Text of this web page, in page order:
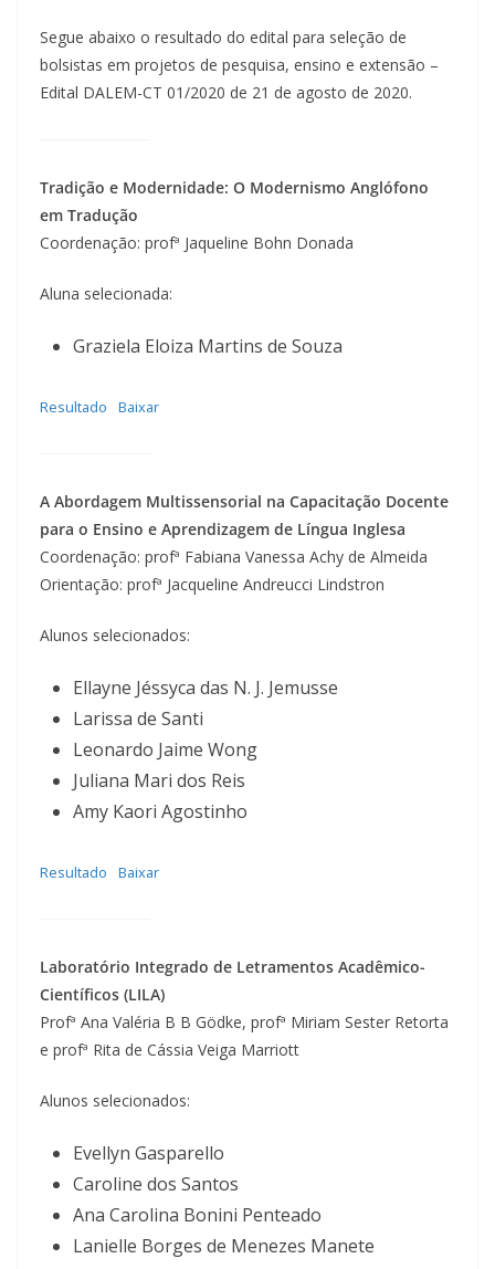
Segue abaixo o resultado do edital para seleção de
bolsistas em projetos de pesquisa, ensino e extensão –
Edital DALEM-CT 01/2020 de 21 de agosto de 2020.
Tradição e Modernidade: O Modernismo Anglófono
em Tradução
Coordenação: profª Jaqueline Bohn Donada
Aluna selecionada:
Graziela Eloiza Martins de Souza
Resultado Baixar
A Abordagem Multissensorial na Capacitação Docente
para o Ensino e Aprendizagem de Língua Inglesa
Coordenação: profª Fabiana Vanessa Achy de Almeida
Orientação: profª Jacqueline Andreucci Lindstron
Alunos selecionados:
Ellayne Jéssyca das N. J. Jemusse
Larissa de Santi
Leonardo Jaime Wong
Juliana Mari dos Reis
Amy Kaori Agostinho
Resultado Baixar
Laboratório Integrado de Letramentos Acadêmico-
Científicos (LILA)
Profª Ana Valéria B B Gödke, profª Miriam Sester Retorta
e profª Rita de Cássia Veiga Marriott
Alunos selecionados:
Evellyn Gasparello
Caroline dos Santos
Ana Carolina Bonini Penteado
Lanielle Borges de Menezes Manete